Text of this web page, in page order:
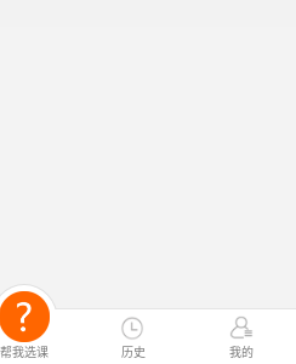
帮我选课 历史 我的